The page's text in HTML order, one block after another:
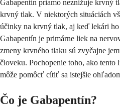
Gabapentín priamo neznižuje krvný
krvný tlak. V niektorých situáciách
účinky na krvný tlak, aj keď lekári
Gabapentín je primárne liek na
zmeny krvného tlaku sú zvyčajne
človeku. Pochopenie toho, ako
môže pomôcť cítiť sa istejšie
Čo je Gabapentín?